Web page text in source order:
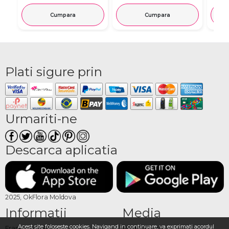
Acest site foloseste cookies. Navigand in continuare, va exprimati acordul
Cumpara Cumpara
Plati sigure prin
Urmariti-ne
Descarca aplicatia
2025, OkFlora Moldova
Informatii Media